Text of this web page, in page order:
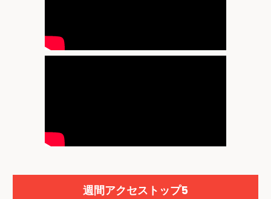
週間アクセストップ5